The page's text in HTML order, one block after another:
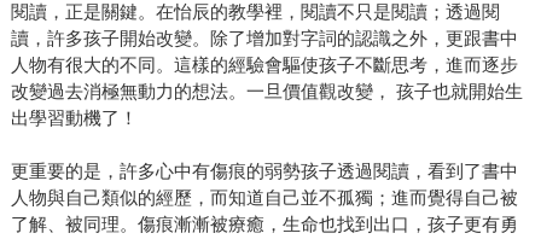
閱讀，正是關鍵。在怡辰的教學裡，閱讀不只是閱讀；透過閱
讀，許多孩子開始改變。除了增加對字詞的認識之外，更跟書中
人物有很大的不同。這樣的經驗會驅使孩子不斷思考，進而逐步
改變過去消極無動力的想法。一旦價值觀改變， 孩子也就開始生
出學習動機了！
更重要的是，許多心中有傷痕的弱勢孩子透過閱讀，看到了書中
人物與自己類似的經歷，而知道自己並不孤獨；進而覺得自己被
了解、被同理。傷痕漸漸被療癒，生命也找到出口，孩子更有勇